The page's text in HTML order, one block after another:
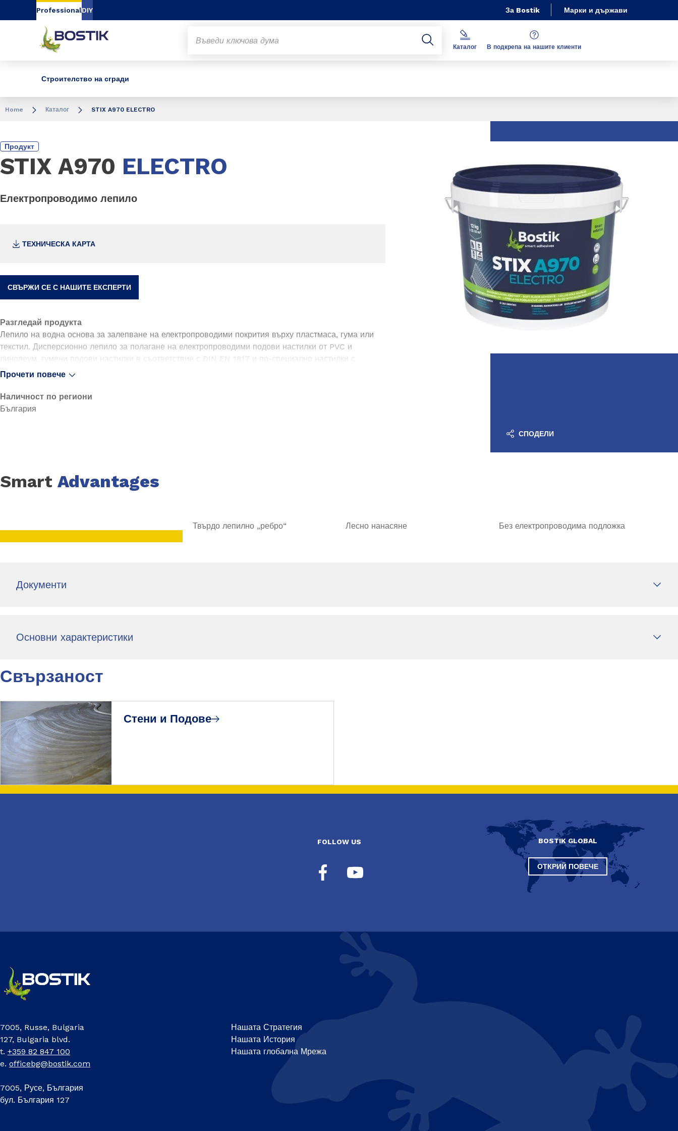
Go to content Go to navigation
ProfessionalDIY За Bostik Марки и държави
Строителство на сгради
Каталог В подкрепа на нашите клиенти
Home Каталог STIX A970 ELECTRO
Продукт
STIX A970 ELECTRO
Електропроводимо лепило
ТЕХНИЧЕСКА КАРТА
СВЪРЖИ СЕ С НАШИТЕ ЕКСПЕРТИ
Разгледай продукта
Лепило на водна основа за залепване на електропроводими покрития върху пластмаса, гума или
текстил. Дисперсионно лепило за полагане на електропроводими подови настилки от PVC и
линолеум, гумени подови настилки в съответствие с DIN EN 1817 и по-специално настилки с
гладка долна повърхност и текстилни подови настилки. Подходящо е също и за
• твърдо лепилно „ребро“
Прочети повече
Наличност по региони
България
СПОДЕЛИ
Smart Advantages
Твърдо лепилно „ребро“ Лесно нанасяне Без електропроводима подложка
Документи
Основни характеристики
Свързаност
Стени и Подове
FOLLOW US BOSTIK GLOBAL
ОТКРИЙ ПОВЕЧЕ
7005, Russe, Bulgaria
127, Bulgaria blvd.
t. +359 82 847 100
e. officebg@bostik.com
7005, Русе, България
бул. България 127
Нашата Стратегия
Нашата История
Нашата глобална Мрежа